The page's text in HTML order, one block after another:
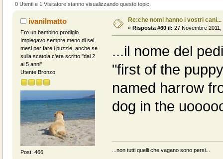
0 Utenti e 1 Visitatore stanno visualizzando questo topic.
ivanilmatto
Ero un bambino prodigio.
Impiegavo sempre meno di sei
mesi per fare i puzzle, anche se
sulla scatola c'era scritto "dai 2
ai 5 anni".
Utente Bronzo
Post: 466
Re:che nomi hanno i vostri cani...
« Risposta #60 il: 27 Novembre 2011,
...il nome del
"first of the
named harrow
dog in the
...non tutti quelli che vagano sono persi...